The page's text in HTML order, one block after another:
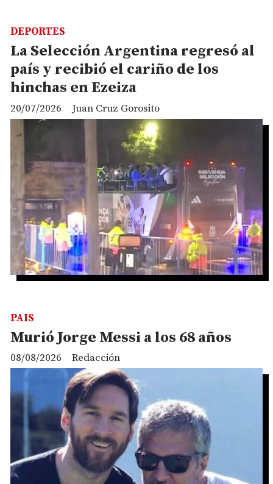
La Selección Argentina regresó al
país y recibió el cariño de los
hinchas en Ezeiza
Juan Cruz Gorosito
DEPORTES
20/07/2026
Murió Jorge Messi a los 68 años
Redacción
PAIS
08/08/2026